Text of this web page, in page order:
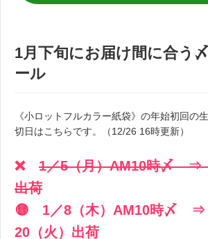
1月下旬にお届け間に合う
ール
《小ロットフルカラー紙袋》の年始初回の
切日はこちらです。（12/26 16時更新）
❌ 1／5（月）AM10時〆 ⇒
出荷
🟡 1／8（木）AM10時〆
20（火）出荷